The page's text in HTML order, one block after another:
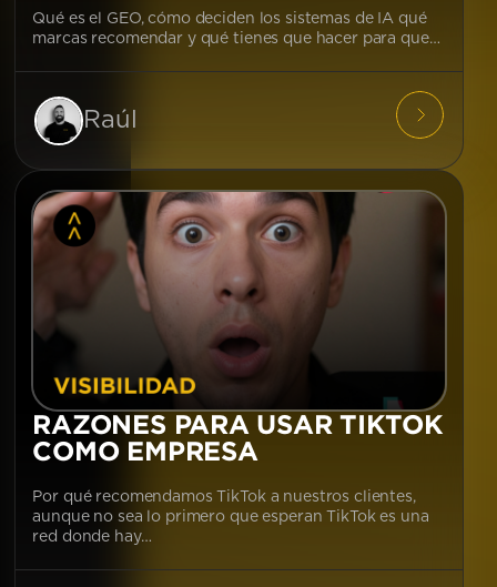
Qué es el GEO, cómo deciden los sistemas de IA qué
marcas recomendar y qué tienes que hacer para que…
Raúl
RAZONES PARA USAR TIKTOK
COMO EMPRESA
Por qué recomendamos TikTok a nuestros clientes,
aunque no sea lo primero que esperan TikTok es una
red donde hay…